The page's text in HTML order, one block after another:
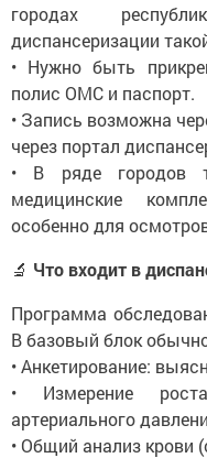
городах
диспансеризации
• Нужно быть
полис ОМС и паспорт.
• Запись возможна
через портал
• В ряде городов
медицинские
особенно для
🔬 Что входит в
Программа
В базовый блок
• Анкетирование:
• Измерение
артериального
• Общий анализ крови